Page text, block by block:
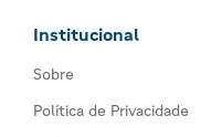
Institucional
Sobre
Política de Privacidade